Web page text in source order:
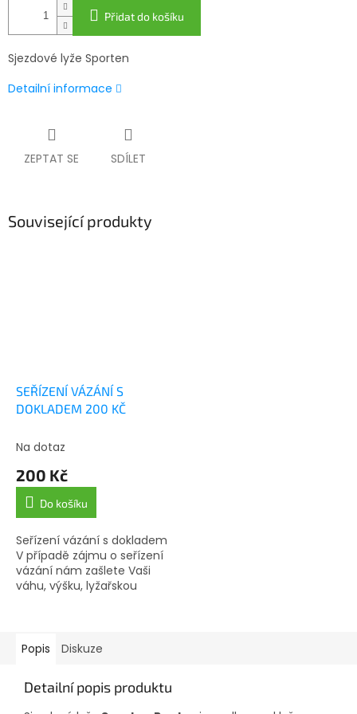
Přidat do košíku
Sjezdové lyže Sporten
Detailní informace
ZEPTAT SE SDÍLET
Související produkty
SEŘÍZENÍ VÁZÁNÍ S
DOKLADEM 200 KČ
Na dotaz
200 Kč
Do košíku
Seřízení vázání s dokladem
V případě zájmu o seřízení
vázání nám zašlete Vaši
váhu, výšku, lyžařskou
Popis
Diskuze
Detailní popis produktu